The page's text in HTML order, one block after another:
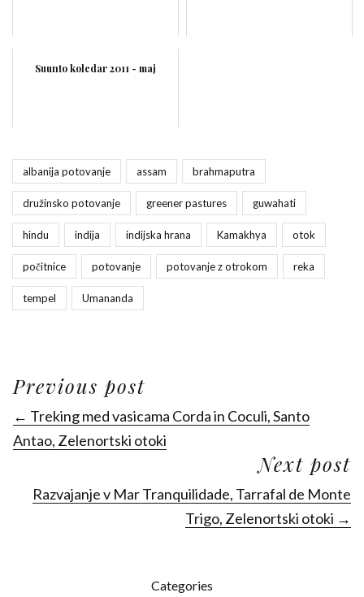
Suunto koledar 2011 - maj
albanija potovanje assam brahmaputra
družinsko potovanje greener pastures guwahati
hindu indija indijska hrana Kamakhya otok
počitnice potovanje potovanje z otrokom reka
tempel Umananda
Previous post
← Treking med vasicama Corda in Coculi, Santo
Antao, Zelenortski otoki
Next post
Razvajanje v Mar Tranquilidade, Tarrafal de Monte
Trigo, Zelenortski otoki →
Categories